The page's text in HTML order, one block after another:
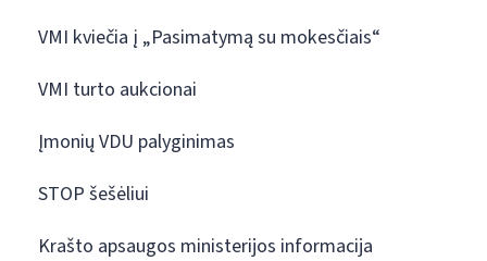
VMI kviečia į „Pasimatymą su mokesčiais“
VMI turto aukcionai
Įmonių VDU palyginimas
STOP šešėliui
Krašto apsaugos ministerijos informacija